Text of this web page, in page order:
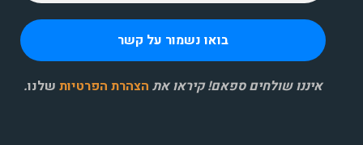
איננו שולחים ספאם! קיראו את הצהרת הפרטיות שלנו.